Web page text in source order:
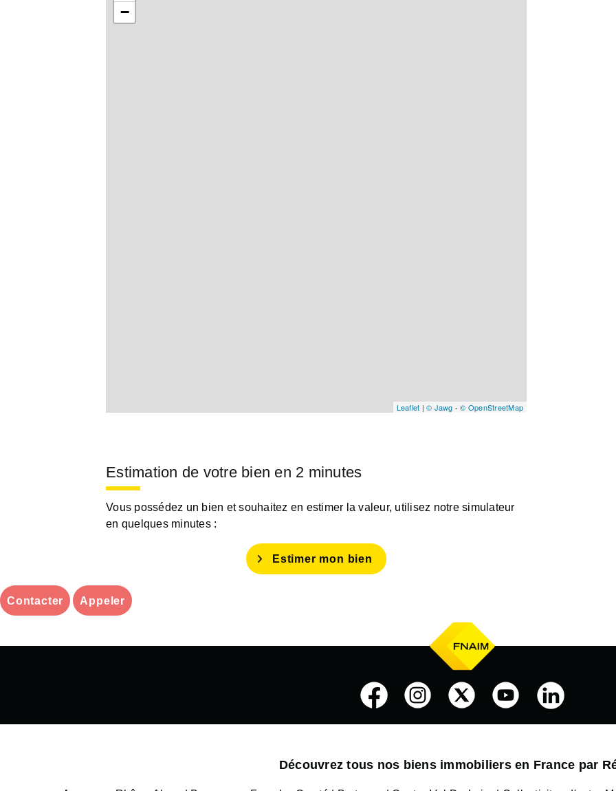
−
Leaflet | © Jawg -© OpenStreetMap
Estimation de votre bien en 2 minutes
Vous possédez un bien et souhaitez en estimer la valeur, utilisez notre simulateur
en quelques minutes :
Estimer mon bien
Contacter Appeler
Découvrez tous nos biens immobiliers en France par